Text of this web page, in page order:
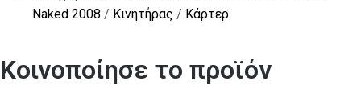
Naked 2008 / Κινητήρας / Κάρτερ
Κοινοποίησε το προϊόν